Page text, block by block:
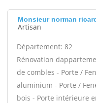
Monsieur norman
Artisan
Département: 82
Rénovation
de combles - Porte /
aluminium - Porte /
bois - Porte intérieure